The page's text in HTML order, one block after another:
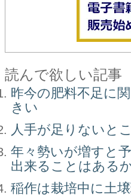
読んで欲しい記事
昨今の肥料不足に
きい
人手が足りないと
年々勢いが増すと
出来ることはある
稲作は栽培中に土